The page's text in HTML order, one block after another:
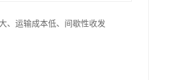
、运输成本低、间歇性收发